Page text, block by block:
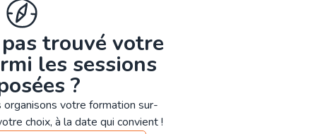
trouvé votre
les sessions
?
organisons votre formation sur-
choix, à la date qui convient !